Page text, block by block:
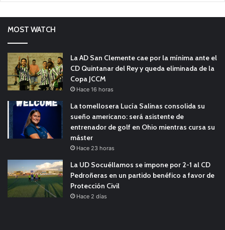
MOST WATCH
La AD San Clemente cae por la mínima ante el
CD Quintanar del Rey y queda eliminada de la
Copa JCCM
Hace 16 horas
La tomellosera Lucía Salinas consolida su
sueño americano: será asistente de
entrenador de golf en Ohio mientras cursa su
máster
Hace 23 horas
La UD Socuéllamos se impone por 2-1 al CD
Pedroñeras en un partido benéfico a favor de
Protección Civil
Hace 2 días